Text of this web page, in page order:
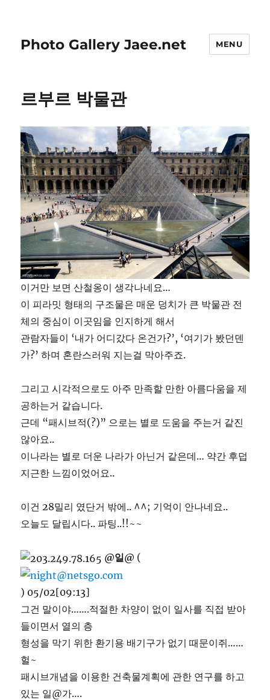
Photo Gallery Jaee.net MENU
르부르 박물관
이거만 보면 산철옹이 생각나네요…
이 피라밋 형태의 구조물은 매운 덩치가 큰 박물관 전
체의 중심이 이곳임을 인지하게 해서
관람자들이 ‘내가 어디갔다 온건가?’, ‘여기가 봤던덴
가?’ 하며 혼란스러워 지는걸 막아주죠.
그리고 시각적으로도 아주 만족할 만한 아름다움을 제
공하는거 같습니다.
근데 “패시브적(?)” 으로는 별로 도움을 주는거 같진
않아요..
이나라는 별로 더운 나라가 아닌거 같은데… 약간 후덥
지근한 느낌이었어요..
이건 28밀리 였단거 밖에.. ^^; 기억이 안나네요..
오늘도 달립시다.. 파팅..!!~~
@일@ (
) 05/02[09:13]
그건 말이야…….적절한 차양이 없이 일사를 직접 받아
들이면서 열의 층
형성을 막기 위한 환기용 배기구가 없기 때문이쥐……
헐~
패시브개념을 이용한 건축물계획에 관한 연구를 하고
있는 일@가….